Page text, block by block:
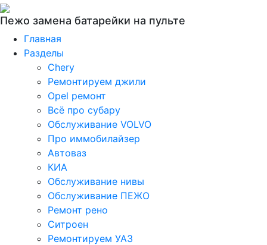
Пежо замена батарейки на пульте
Главная
Разделы
Chery
Ремонтируем джили
Opel ремонт
Всё про субару
Обслуживание VOLVO
Про иммобилайзер
Автоваз
КИА
Обслуживание нивы
Обслуживание ПЕЖО
Ремонт рено
Ситроен
Ремонтируем УАЗ